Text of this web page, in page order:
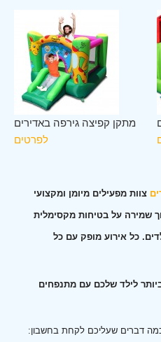
מתקן קפיצה גירפה באדירים
לפרטים
צוות מפעילים מיומן ומקצועי
שמירה על בטיחות מקסימלית
כל אירוע מופק עם כל
לילד שלכם עם מתנפחים
דברים שעליכם לקחת בחשבון: